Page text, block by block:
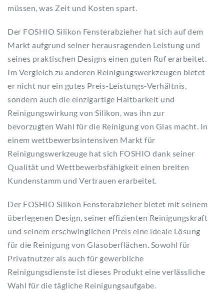
müssen, was Zeit und Kosten spart.
Der FOSHIO Silikon Fensterabzieher hat sich auf dem
Markt aufgrund seiner herausragenden Leistung und
seines praktischen Designs einen guten Ruf erarbeitet.
Im Vergleich zu anderen Reinigungswerkzeugen bietet
er nicht nur ein gutes Preis-Leistungs-Verhältnis,
sondern auch die einzigartige Haltbarkeit und
Reinigungswirkung von Silikon, was ihn zur
bevorzugten Wahl für die Reinigung von Glas macht. In
einem wettbewerbsintensiven Markt für
Reinigungswerkzeuge hat sich FOSHIO dank seiner
Qualität und Wettbewerbsfähigkeit einen breiten
Kundenstamm und Vertrauen erarbeitet.
Der FOSHIO Silikon Fensterabzieher bietet mit seinem
überlegenen Design, seiner effizienten Reinigungskraft
und seinem erschwinglichen Preis eine ideale Lösung
für die Reinigung von Glasoberflächen. Sowohl für
Privatnutzer als auch für gewerbliche
Reinigungsdienste ist dieses Produkt eine verlässliche
Wahl für die tägliche Reinigungsaufgabe.